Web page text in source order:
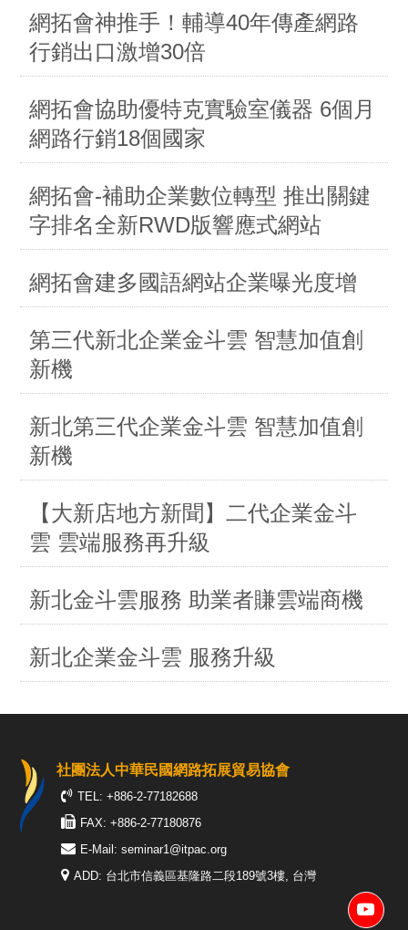
網拓會神推手！輔導40年傳產網路
行銷出口激增30倍
網拓會協助優特克實驗室儀器 6個月
網路行銷18個國家
網拓會-補助企業數位轉型 推出關鍵
字排名全新RWD版響應式網站
網拓會建多國語網站企業曝光度增
第三代新北企業金斗雲 智慧加值創
新機
新北第三代企業金斗雲 智慧加值創
新機
【大新店地方新聞】二代企業金斗
雲 雲端服務再升級
新北金斗雲服務 助業者賺雲端商機
新北企業金斗雲 服務升級
社團法人中華民國網路拓展貿易協會
TEL: +886-2-77182688
FAX: +886-2-77180876
E-Mail:seminar1@itpac.org
ADD: 台北市信義區基隆路二段189號3樓, 台灣